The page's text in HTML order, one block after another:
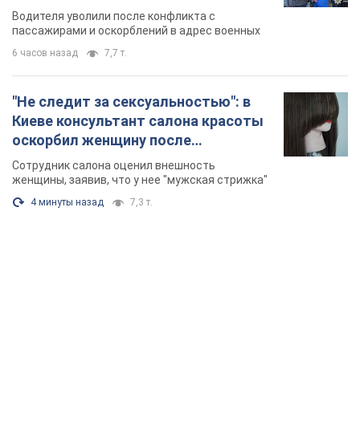
военным и поплатился за это.
Видео
Водителя уволили после конфликта с
пассажирами и оскорблений в адрес военных
6 часов назад 7,7 т.
"Не следит за сексуальностью": в
Киеве консультант салона красоты
оскорбил женщину после
химиотерапии, разгорелся скандал.
Фото
Сотрудник салона оценил внешность
женщины, заявив, что у нее "мужская стрижка"
4 минуты назад 7,3 т.